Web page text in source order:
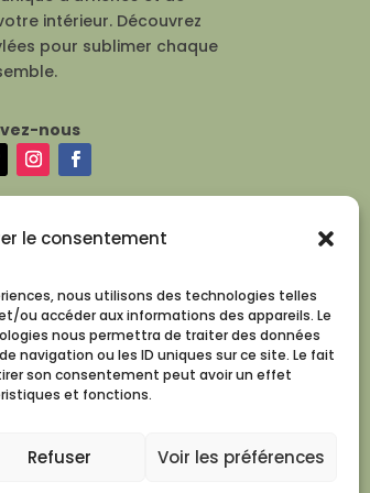
le consentement
nous utilisons des technologies telles
ou accéder aux informations des appareils. Le
nous permettra de traiter des données
navigation ou les ID uniques sur ce site. Le fait
son consentement peut avoir un effet
et fonctions.
Refuser Voir les préférences
intérieur. Découvrez
pour sublimer chaque
nous